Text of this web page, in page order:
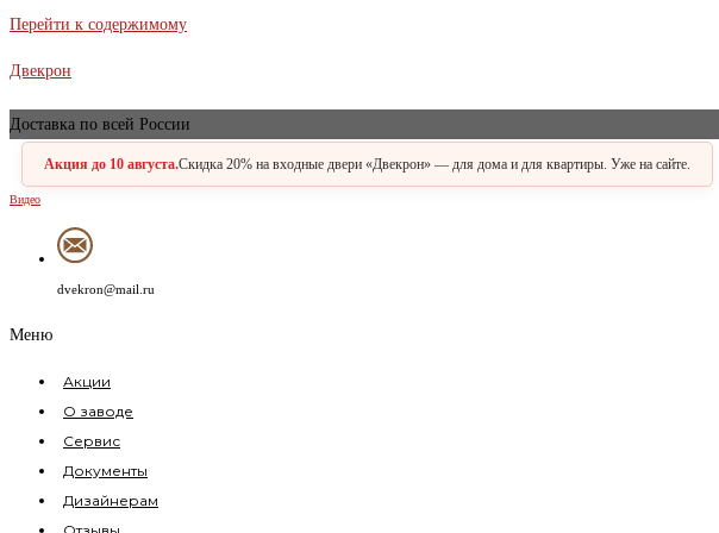
Перейти к содержимому
Двекрон
Доставка по всей России
Акция до 10 августа.Скидка 20% на входные двери «Двекрон» — для дома и для квартиры. Уже на сайте.
Видео
dvekron@mail.ru
Меню
Акции
О заводе
Сервис
Документы
Дизайнерам